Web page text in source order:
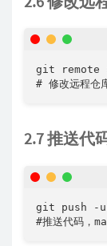
git
# 修改远程仓
2.7 推送代
git push -
#推送代码，